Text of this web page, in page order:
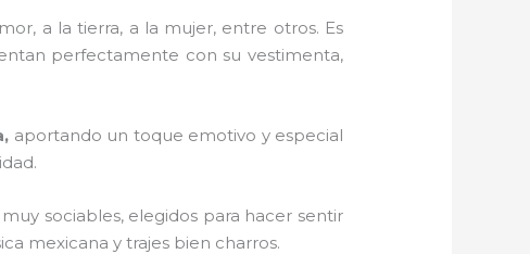
a la tierra, a la mujer, entre otros. Es
perfectamente con su vestimenta,
aportando un toque emotivo y especial
sociables, elegidos para hacer sentir
mexicana y trajes bien charros.